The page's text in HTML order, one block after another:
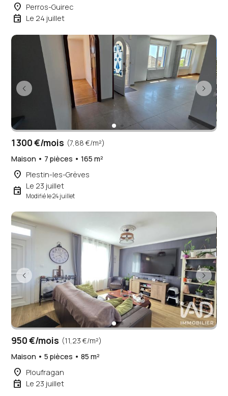
place Perros-Guirec
event Le 24 juillet
1 300 €/mois (7,88 €/m²)
Maison • 7 pièces • 165 m²
place Plestin-les-Grèves
event Le 23 juillet
Modifié le 24 juillet
950 €/mois (11,23 €/m²)
Maison • 5 pièces • 85 m²
place Ploufragan
event Le 23 juillet